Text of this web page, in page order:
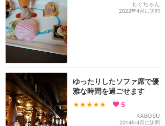
もぐちゃん
2022年4月に訪問
ゆったりしたソファ席で優
雅な時間を過ごせます
★★★★★ 5
KABOSU
2014年4月に訪問